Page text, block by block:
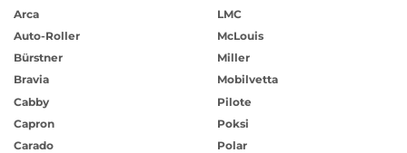
Arca
Auto-Roller
Bürstner
Bravia
Cabby
Capron
Carado
LMC
McLouis
Miller
Mobilvetta
Pilote
Poksi
Polar